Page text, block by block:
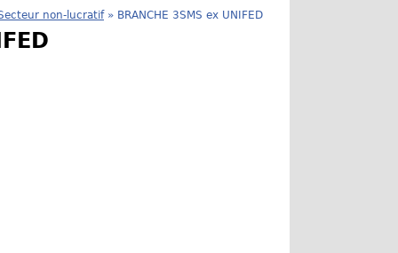
non-lucratif» BRANCHE 3SMS ex UNIFED